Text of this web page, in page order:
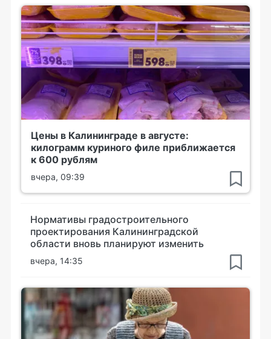
Цены в Калининграде в августе:
килограмм куриного филе приближается
к 600 рублям
вчера, 09:39
Нормативы градостроительного
проектирования Калининградской
области вновь планируют изменить
вчера, 14:35